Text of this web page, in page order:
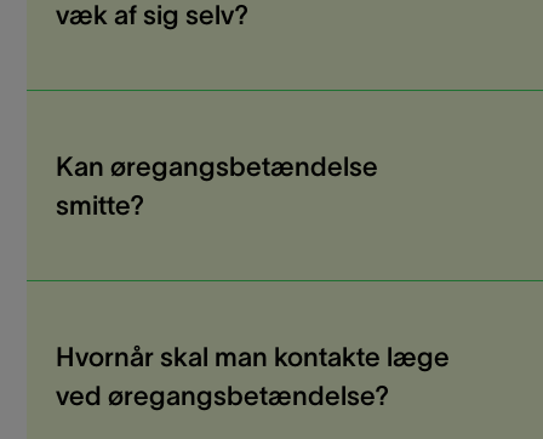
væk af sig selv?
Kan øregangsbetændelse
smitte?
Hvornår skal man kontakte læge
ved øregangsbetændelse?